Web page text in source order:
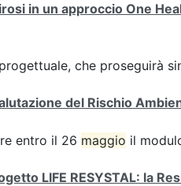
in un approccio One
che proseguirà
del Rischio
entro il 26 maggio il
LIFE RESYSTAL: la